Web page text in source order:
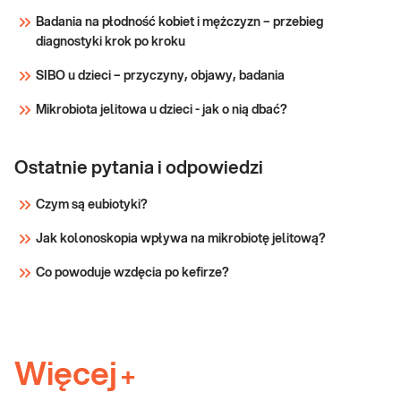
Badania na płodność kobiet i mężczyzn – przebieg
diagnostyki krok po kroku
SIBO u dzieci – przyczyny, objawy, badania
Mikrobiota jelitowa u dzieci - jak o nią dbać?
Ostatnie pytania i odpowiedzi
Czym są eubiotyki?
Jak kolonoskopia wpływa na mikrobiotę jelitową?
Co powoduje wzdęcia po kefirze?
Więcej +